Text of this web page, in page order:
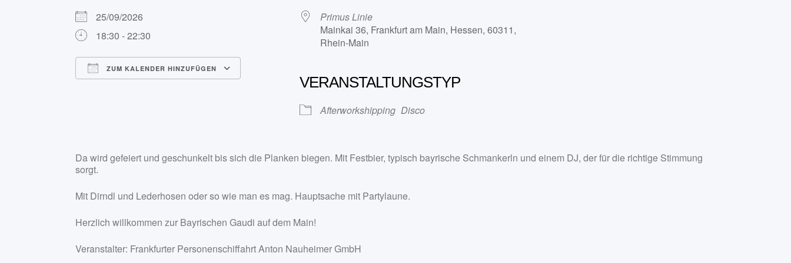
25/09/2026
18:30 - 22:30
ZUM KALENDER HINZUFÜGEN
Google Kalender iCalendar
Primus Linie
Mainkai 36, Frankfurt am Main, Hessen, 60311,
Rhein-Main
VERANSTALTUNGSTYP
Afterworkshipping Disco
Da wird gefeiert und geschunkelt bis sich die Planken biegen. Mit Festbier, typisch bayrische Schmankerln und einem DJ, der für die richtige Stimmung
sorgt.
Mit Dirndl und Lederhosen oder so wie man es mag. Hauptsache mit Partylaune.
Herzlich willkommen zur Bayrischen Gaudi auf dem Main!
Veranstalter: Frankfurter Personenschiffahrt Anton Nauheimer GmbH